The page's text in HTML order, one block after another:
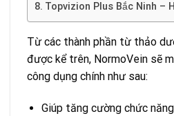
Topvizion Plus Bắc Ninh –
Từ các thành phần từ thảo
được kể trên, NormoVein sẽ
công dụng chính như sau:
Giúp tăng cường chức